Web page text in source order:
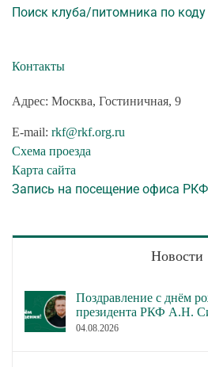
Поиск клуба/питомника по
Контакты
Адрес: Москва, Гостиничная, 9
E-mail: rkf@rkf.org.ru
Схема проезда
Карта сайта
Запись на посещение офиса
Новости
Поздравление с днём
президента РКФ А.Н.
04.08.2026